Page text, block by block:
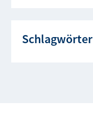
Schlagwörter